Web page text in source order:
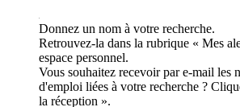
Donnez un nom à votre recherche.
Retrouvez-la dans la rubrique « Mes
espace personnel.
Vous souhaitez recevoir par e-mail les
d'emploi liées à votre recherche ?
la réception ».